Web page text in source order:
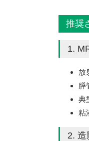
推奨
1.
放
膵
典
粘
2. 造